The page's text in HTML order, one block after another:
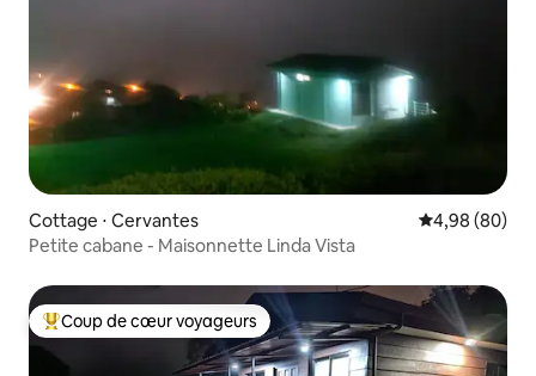
Cottage ⋅ Cervantes Évaluation
4,98 (80)
Petite cabane - Maisonnette Linda Vista
Coups de cœur voyageurs les plus appréciés
Coup de cœur voyageurs